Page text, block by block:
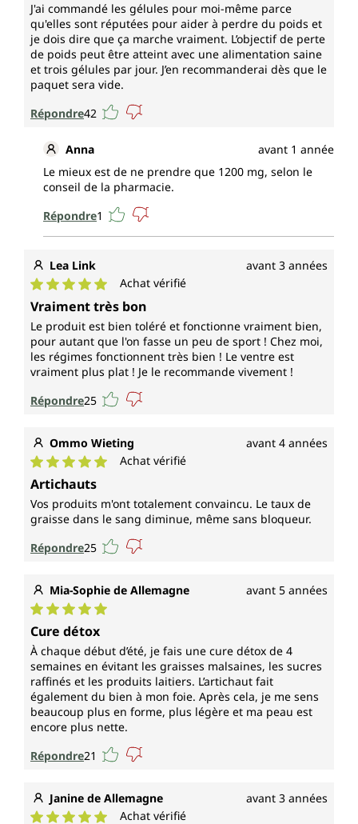
J'ai commandé les gélules pour moi-même parce
qu'elles sont réputées pour aider à perdre du poids et
je dois dire que ça marche vraiment. L’objectif de perte
de poids peut être atteint avec une alimentation saine
et trois gélules par jour. J’en recommanderai dès que le
paquet sera vide.
Répondre42
Anna
avant 1 année
Le mieux est de ne prendre que 1200 mg, selon le
conseil de la pharmacie.
Répondre1
Lea Link avant 3 années
Note moyenne de 5 sur 5 étoiles
Achat vérifié
Vraiment très bon
Le produit est bien toléré et fonctionne vraiment bien,
pour autant que l'on fasse un peu de sport ! Chez moi,
les régimes fonctionnent très bien ! Le ventre est
vraiment plus plat ! Je le recommande vivement !
Répondre25
Ommo Wieting avant 4 années
Note moyenne de 5 sur 5 étoiles
Achat vérifié
Artichauts
Vos produits m'ont totalement convaincu. Le taux de
graisse dans le sang diminue, même sans bloqueur.
Répondre25
Mia-Sophie de Allemagne avant 5 années
Note moyenne de 5 sur 5 étoiles
Cure détox
À chaque début d’été, je fais une cure détox de 4
semaines en évitant les graisses malsaines, les sucres
raffinés et les produits laitiers. L’artichaut fait
également du bien à mon foie. Après cela, je me sens
beaucoup plus en forme, plus légère et ma peau est
encore plus nette.
Répondre21
Janine de Allemagne avant 3 années
Achat vérifié